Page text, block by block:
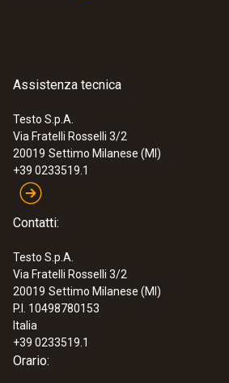
Assistenza tecnica
Testo S.p.A.
Via Fratelli Rosselli 3/2
20019 Settimo Milanese (MI)
+39 0233519.1
Contatti:
Testo S.p.A.
Via Fratelli Rosselli 3/2
20019 Settimo Milanese (MI)
P.I. 10498780153
Italia
+39 0233519.1
Orario: